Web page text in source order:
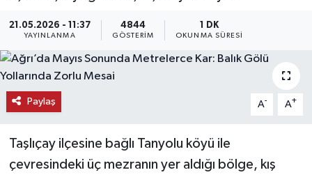
21.05.2026 - 11:37
YAYINLANMA
4844
GÖSTERIM
1 DK
OKUNMA SÜRESI
Paylaş A- A+
Taşlıçay ilçesine bağlı Tanyolu köyü ile
çevresindeki üç mezranın yer aldığı bölge, kış
KÜLTÜR - SANAT
MAGAZİN
ÖZEL HABER
SPOR